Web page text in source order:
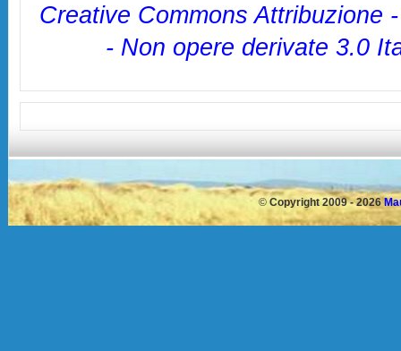
Creative Commons Attribuzione
- Non opere derivate 3.0
© Copyright 2009 - 2026